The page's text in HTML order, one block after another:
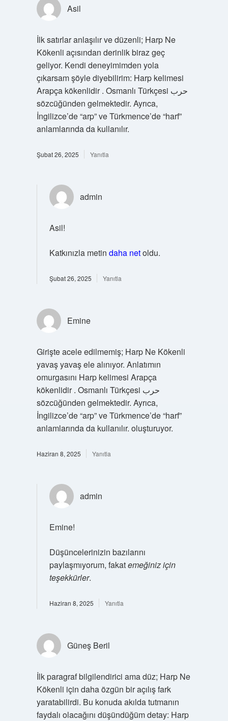
Asil
İlk satırlar anlaşılır ve düzenli; Harp Ne
Kökenli açısından derinlik biraz geç
geliyor. Kendi deneyimimden yola
çıkarsam şöyle diyebilirim: Harp kelimesi
Arapça kökenlidir . Osmanlı Türkçesi حرب‎
sözcüğünden gelmektedir. Ayrıca,
İngilizce’de “arp” ve Türkmence’de “harf”
anlamlarında da kullanılır.
Şubat 26, 2025 Yanıtla
admin
Asil!
Katkınızla metin daha netoldu.
Şubat 26, 2025 Yanıtla
Emine
Girişte acele edilmemiş; Harp Ne Kökenli
yavaş yavaş ele alınıyor. Anlatımın
omurgasını Harp kelimesi Arapça
kökenlidir . Osmanlı Türkçesi حرب‎
sözcüğünden gelmektedir. Ayrıca,
İngilizce’de “arp” ve Türkmence’de “harf”
anlamlarında da kullanılır. oluşturuyor.
Haziran 8, 2025 Yanıtla
admin
Emine!
Düşüncelerinizin bazılarını
paylaşmıyorum, fakatemeğiniz için
teşekkürler.
Haziran 8, 2025 Yanıtla
Güneş Beril
İlk paragraf bilgilendirici ama düz; Harp Ne
Kökenli için daha özgün bir açılış fark
yaratabilirdi. Bu konuda akılda tutmanın
faydalı olacağını düşündüğüm detay: Harp